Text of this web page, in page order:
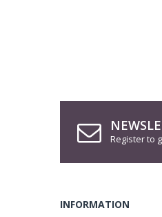
Register to
INFORMATION